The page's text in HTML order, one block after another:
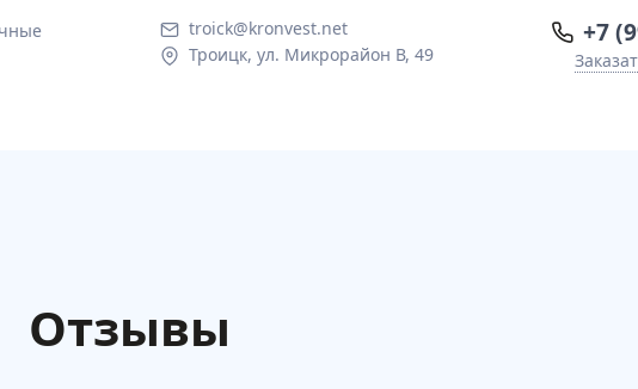
troick@kronvest.net
Троицк, ул. Микрорайон В, 49
+7
Отзывы